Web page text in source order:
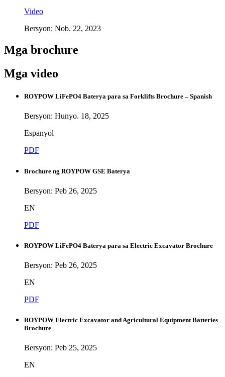
Video
Bersyon: Nob. 22, 2023
Mga brochure
Mga video
ROYPOW LiFePO4 Baterya para sa Forklifts Brochure – Spanish
Bersyon: Hunyo. 18, 2025
Espanyol
PDF
Brochure ng ROYPOW GSE Baterya
Bersyon: Peb 26, 2025
EN
PDF
ROYPOW LiFePO4 Baterya para sa Electric Excavator Brochure
Bersyon: Peb 26, 2025
EN
PDF
ROYPOW Electric Excavator and Agricultural Equipment Batteries
Brochure
Bersyon: Peb 25, 2025
EN